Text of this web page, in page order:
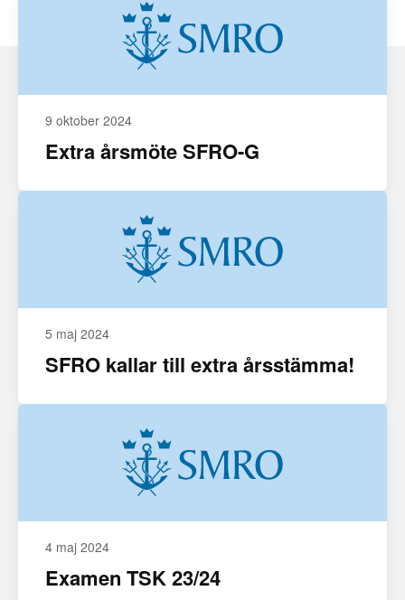
9 oktober 2024
Extra årsmöte SFRO-G
5 maj 2024
SFRO kallar till extra årsstämma!
4 maj 2024
Examen TSK 23/24